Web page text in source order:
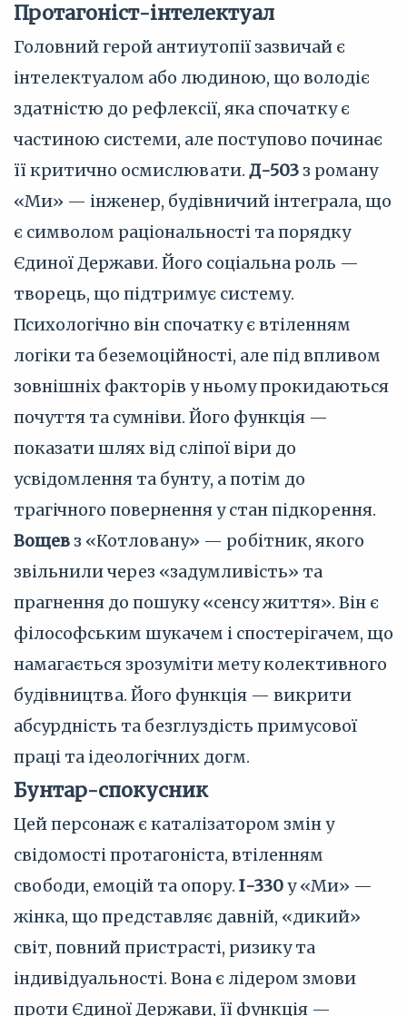
Протагоніст-інтелектуал
Головний герой антиутопії зазвичай є
інтелектуалом або людиною, що володіє
здатністю до рефлексії, яка спочатку є
частиною системи, але поступово починає
її критично осмислювати. Д-503 з роману
«Ми» — інженер, будівничий інтеграла, що
є символом раціональності та порядку
Єдиної Держави. Його соціальна роль —
творець, що підтримує систему.
Психологічно він спочатку є втіленням
логіки та беземоційності, але під впливом
зовнішніх факторів у ньому прокидаються
почуття та сумніви. Його функція —
показати шлях від сліпої віри до
усвідомлення та бунту, а потім до
трагічного повернення у стан підкорення.
Вощев з «Котловану» — робітник, якого
звільнили через «задумливість» та
прагнення до пошуку «сенсу життя». Він є
філософським шукачем і спостерігачем, що
намагається зрозуміти мету колективного
будівництва. Його функція — викрити
абсурдність та безглуздість примусової
праці та ідеологічних догм.
Бунтар-спокусник
Цей персонаж є каталізатором змін у
свідомості протагоніста, втіленням
свободи, емоцій та опору. І-330у «Ми» —
жінка, що представляє давній, «дикий»
світ, повний пристрасті, ризику та
індивідуальності. Вона є лідером змови
проти Єдиної Держави, її функція —